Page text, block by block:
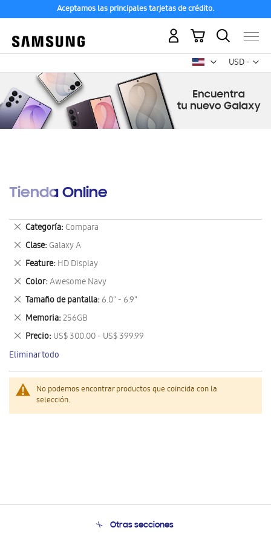
Aceptamos las principales tarjetas de crédito.
USD -
dólar
Mi carrito
Tienda Online
No podemos encontrar productos que coincida con la
selección.
Categoría Compara
Eliminar
este
artículo
Clase Galaxy A
Eliminar
este
artículo
Feature HD Display
Eliminar
este
artículo
Color Awesome Navy
Eliminar
este
artículo
Tamaño de pantalla 6.0" - 6.9"
Eliminar
este
artículo
Memoria 256GB
Eliminar
este
artículo
Precio US$ 300.00 - US$ 399.99
Eliminar
este
artículo
Eliminar todo
Otras secciones